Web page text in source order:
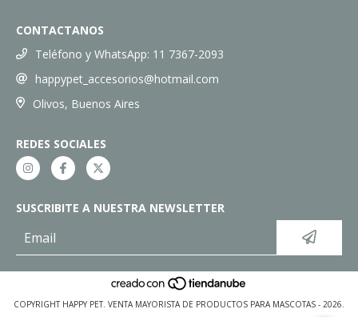
CONTACTANOS
Teléfono y WhatsApp: 11 7367-2093
happypet_accesorios@hotmail.com
Olivos, Buenos Aires
REDES SOCIALES
SUSCRIBITE A NUESTRA NEWSLETTER
COPYRIGHT HAPPY PET. VENTA MAYORISTA DE PRODUCTOS PARA MASCOTAS - 2026.